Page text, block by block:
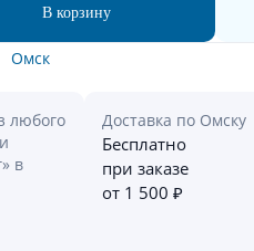
В корзину
Омск
любого
в
Доставка по Омску
Бесплатно
при заказе
от 1 500 ₽